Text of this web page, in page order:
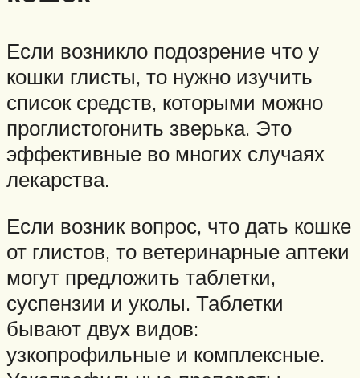
Если возникло подозрение что у
кошки глисты, то нужно изучить
список средств, которыми можно
проглистогонить зверька. Это
эффективные во многих случаях
лекарства.
Если возник вопрос, что дать кошке
от глистов, то ветеринарные аптеки
могут предложить таблетки,
суспензии и уколы. Таблетки
бывают двух видов:
узкопрофильные и комплексные.